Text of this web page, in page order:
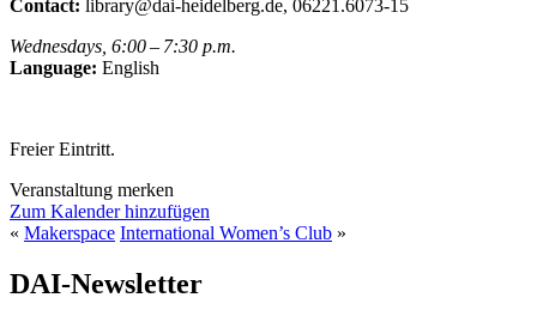
Contact: library@dai-heidelberg.de, 06221.6073-15
Wednesdays, 6:00 – 7:30 p.m.
Language: English
Freier Eintritt.
Veranstaltung merken
Zum Kalender hinzufügen
« Makerspace International Women’s Club »
DAI-Newsletter